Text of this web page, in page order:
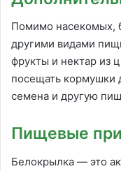
Помимо насекомых,
другими видами
фрукты и нектар из
посещать кормушки
семена и другую
Пищевые
Белокрылка — это